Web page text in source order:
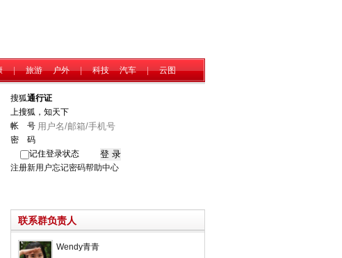
| 旅游 户外 | 科技 汽车 | 云图
搜狐通行证
上搜狐，知天下
帐 号
密 码
记住登录状态
注册新用户忘记密码帮助中心
联系群负责人
Wendy青青